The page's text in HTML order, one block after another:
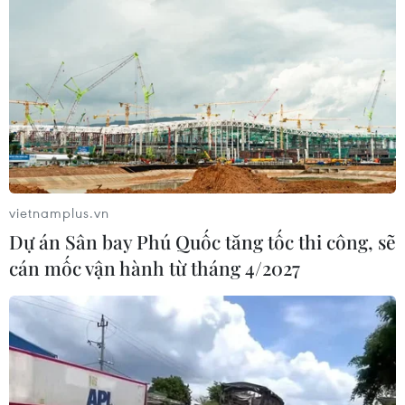
vietnamplus.vn
Dự án Sân bay Phú Quốc tăng tốc thi công, sẽ
cán mốc vận hành từ tháng 4/2027